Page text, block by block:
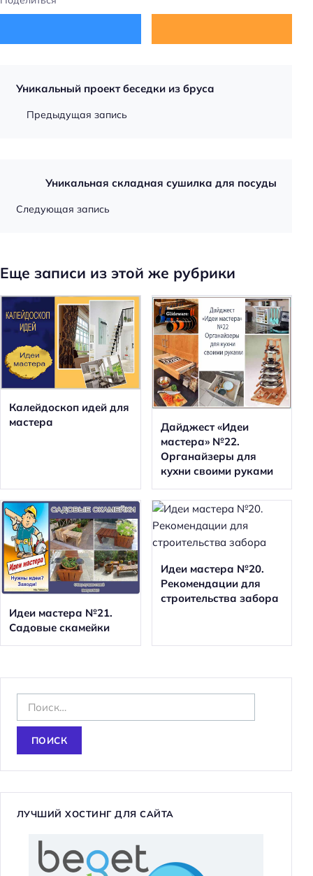
Уникальный проект беседки из бруса
Предыдущая запись
Уникальная складная сушилка для посуды
Следующая запись
Еще записи из этой же рубрики
Калейдоскоп идей для
мастера
Дайджест «Идеи
мастера» №22.
Органайзеры для
кухни своими руками
Идеи мастера №21.
Садовые скамейки
Идеи мастера №20.
Рекомендации для
строительства забора
а
и
ЛУЧШИЙ ХОСТИНГ ДЛЯ САЙТА